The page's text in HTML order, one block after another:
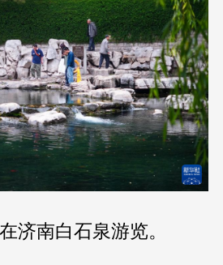
济南白石泉游览。